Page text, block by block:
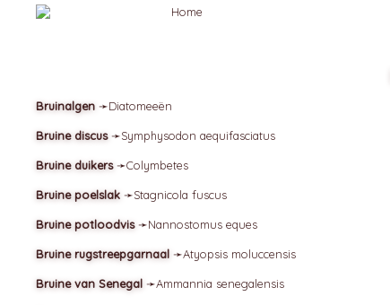
Bruinalgen ➛Diatomeeën
Bruine discus➛Symphysodon aequifasciatus
Bruine duikers➛Colymbetes
Bruine poelslak ➛Stagnicola fuscus
Bruine potloodvis➛Nannostomus eques
Bruine rugstreepgarnaal ➛Atyopsis moluccensis
Bruine van Senegal ➛Ammannia senegalensis